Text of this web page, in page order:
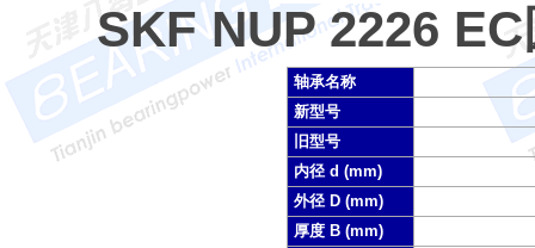
SKF NUP 2226
轴承名称
新型号
旧型号
内径 d (mm)
外径 D (mm)
厚度 B (mm)